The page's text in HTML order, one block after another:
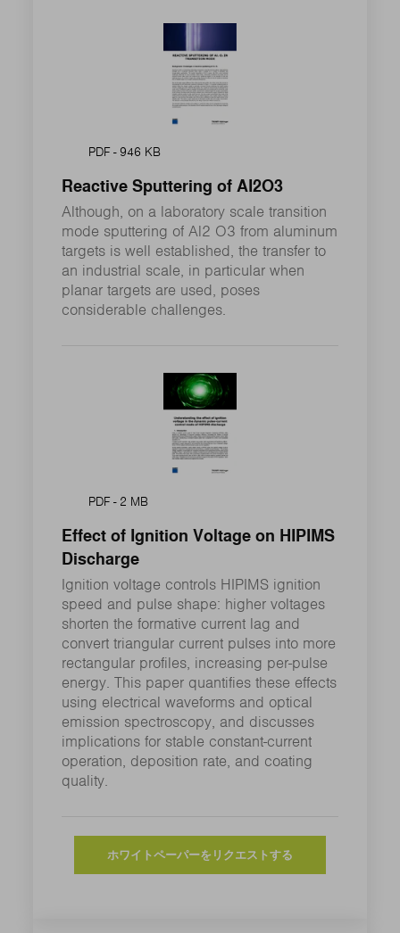
PDF - 946 KB
Reactive Sputtering of AI2O3
Although, on a laboratory scale transition
mode sputtering of Al2 O3 from aluminum
targets is well established, the transfer to
an industrial scale, in particular when
planar targets are used, poses
considerable challenges.
PDF - 2 MB
Effect of Ignition Voltage on HIPIMS
Discharge
Ignition voltage controls HIPIMS ignition
speed and pulse shape: higher voltages
shorten the formative current lag and
convert triangular current pulses into more
rectangular profiles, increasing per‑pulse
energy. This paper quantifies these effects
using electrical waveforms and optical
emission spectroscopy, and discusses
implications for stable constant‑current
operation, deposition rate, and coating
quality.
ホワイトペーパーをリクエストする